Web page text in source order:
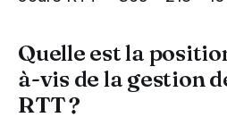
Quelle est la
à-vis de la gestion
RTT ?